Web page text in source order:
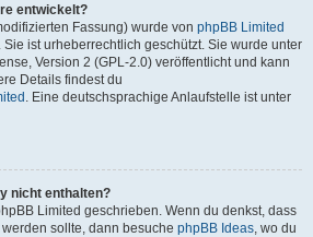
entwickelt?
Fassung) wurde von phpBB Limited
ist urheberrechtlich geschützt. Sie wurde unter
Version 2 (GPL-2.0) veröffentlicht und kann
Details findest du
. Eine deutschsprachige Anlaufstelle ist unter
nicht enthalten?
Limited geschrieben. Wenn du denkst, dass
sollte, dann besuche phpBB Ideas, wo du